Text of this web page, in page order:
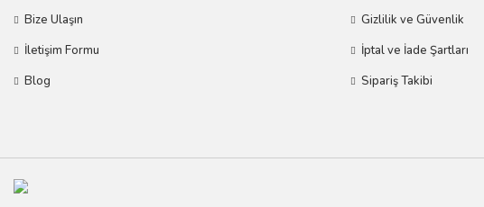
Bize Ulaşın
İletişim Formu
Blog
Gizlilik ve Güvenlik
İptal ve İade Şartları
Sipariş Takibi